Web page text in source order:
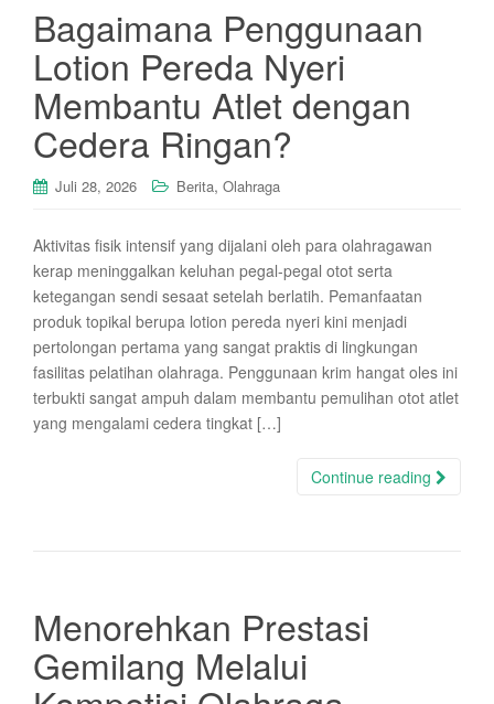
Bagaimana Penggunaan
Lotion Pereda Nyeri
Membantu Atlet dengan
Cedera Ringan?
Juli 28, 2026 Berita, Olahraga
Aktivitas fisik intensif yang dijalani oleh para olahragawan
kerap meninggalkan keluhan pegal-pegal otot serta
ketegangan sendi sesaat setelah berlatih. Pemanfaatan
produk topikal berupa lotion pereda nyeri kini menjadi
pertolongan pertama yang sangat praktis di lingkungan
fasilitas pelatihan olahraga. Penggunaan krim hangat oles ini
terbukti sangat ampuh dalam membantu pemulihan otot atlet
yang mengalami cedera tingkat […]
Continue reading
Menorehkan Prestasi
Gemilang Melalui